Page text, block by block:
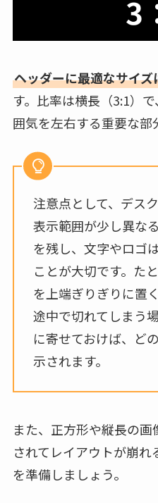
ヘッダーに最適なサイ
す。比率は横長（3:1）
囲気を左右する重要な部
注意点として、デス
表示範囲が少し異な
を残し、文字やロゴ
ことが大切です。た
を上端ぎりぎりに置
途中で切れてしまう
に寄せておけば、ど
示されます。
また、正方形や縦長の
されてレイアウトが崩
を準備しましょう。